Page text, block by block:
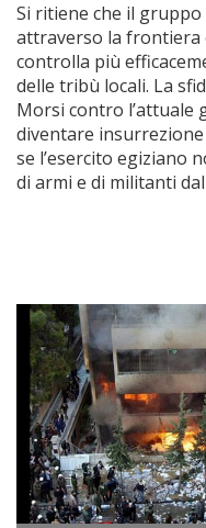
Si ritiene che il
attraverso la frontiera
controlla più
delle tribù locali. La
Morsi contro l’attuale
diventare
se l’esercito egiziano
di armi e di militanti